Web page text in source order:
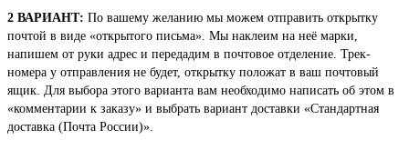
2 ВАРИАНТ: По вашему желанию мы можем отправить открытку
почтой в виде «открытого письма». Мы наклеим на неё марки,
напишем от руки адрес и передадим в почтовое отделение. Трек-
номера у отправления не будет, открытку положат в ваш почтовый
ящик. Для выбора этого варианта вам необходимо написать об этом в
«комментарии к заказу» и выбрать вариант доставки «Стандартная
доставка (Почта России)».